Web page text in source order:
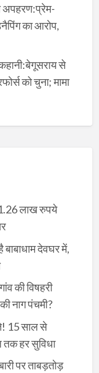
अपहरण:प्रेम-
का आरोप,
से
को चुना; मामा
1.26 लाख रुपये
देवघर में,
की विषहरी
नाग पंचमी?
15 साल से
तक हर सुविधा
पर ताबड़तोड़